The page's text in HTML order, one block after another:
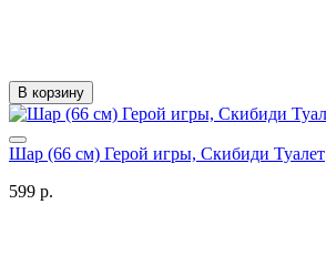
В корзину
Шар (66 см) Герой игры, Скибиди Туалет
599 р.